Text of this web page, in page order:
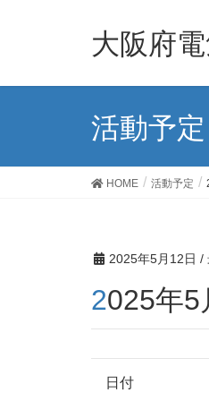
大阪府
活動予定
HOME 活動予定
2025年5月12日 /
2025年5
日付